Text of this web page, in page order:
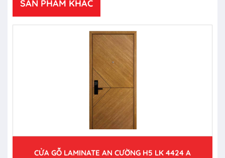
SẢN PHẨM KHÁC
CỬA GỖ LAMINATE AN CƯỜNG H5 LK 4424 A